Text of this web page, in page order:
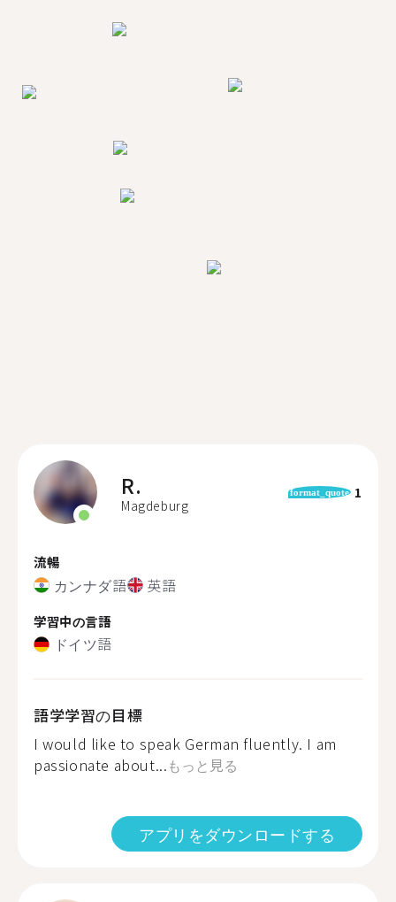
R.
Magdeburg
format_quote 1
流暢
カンナダ語 英語
学習中の言語
ドイツ語
語学学習の目標
I would like to speak German fluently. I am
passionate about...もっと見る
アプリをダウンロードする